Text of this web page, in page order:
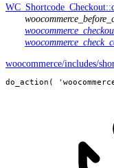
woocommerce/includes/
do_action(